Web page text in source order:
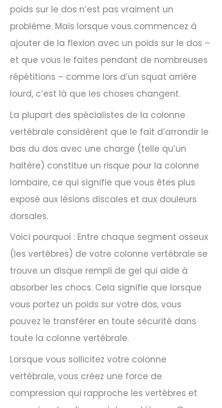
poids sur le dos n’est pas vraiment un
problème. Mais lorsque vous commencez à
ajouter de la flexion avec un poids sur le dos –
et que vous le faites pendant de nombreuses
répétitions – comme lors d’un squat arrière
lourd, c’est là que les choses changent.
La plupart des spécialistes de la colonne
vertébrale considèrent que le fait d’arrondir le
bas du dos avec une charge (telle qu’un
haltère) constitue un risque pour la colonne
lombaire, ce qui signifie que vous êtes plus
exposé aux lésions discales et aux douleurs
dorsales.
Voici pourquoi : Entre chaque segment osseux
(les vertèbres) de votre colonne vertébrale se
trouve un disque rempli de gel qui aide à
absorber les chocs. Cela signifie que lorsque
vous portez un poids sur votre dos, vous
pouvez le transférer en toute sécurité dans
toute la colonne vertébrale.
Lorsque vous sollicitez votre colonne
vertébrale, vous créez une force de
compression qui rapproche les vertèbres et